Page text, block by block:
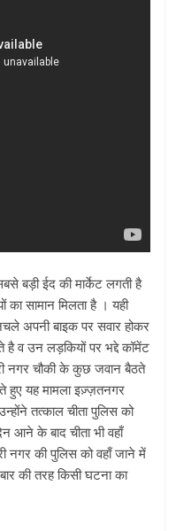
बड़ी ईद की मार्केट लगती है
का सामान मिलता है । यही
अपनी बाइक पर सवार होकर
व उन लड़कियों पर भद्दे कॉमेंट
नगर चौकी के कुछ जवान बैठते
हुए यह मामला इज़्ज़तनगर
तत्काल चीता पुलिस को
आने के बाद चीता भी वहाँ
नगर की पुलिस को वहाँ जाने में
की तरह किसी घटना का